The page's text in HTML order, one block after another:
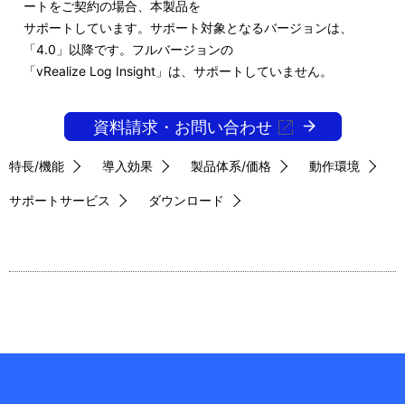
ートをご契約の場合、本製品を
サポートしています。サポート対象となるバージョンは、
「4.0」以降です。フルバージョンの
「vRealize Log Insight」は、サポートしていません。
資料請求・お問い合わせ
特長/機能 導入効果 製品体系/価格 動作環境
サポートサービス ダウンロード